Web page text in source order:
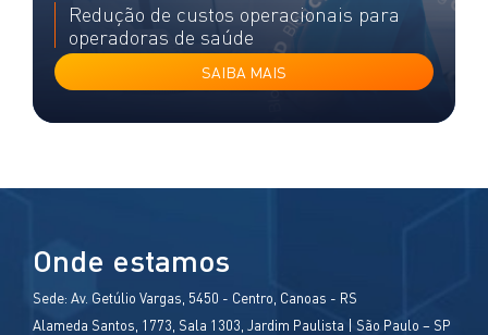
SAIBA MAIS
Redução de custos operacionais para
operadoras de saúde
Onde estamos
Sede: Av. Getúlio Vargas, 5450 - Centro, Canoas - RS
Alameda Santos, 1773, Sala 1303, Jardim Paulista | São Paulo – SP